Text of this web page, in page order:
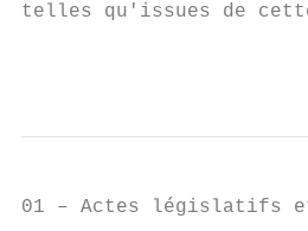
telles qu'issues de
01 – Actes législatifs